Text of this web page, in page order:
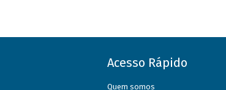
Acesso Rápido
Quem somos